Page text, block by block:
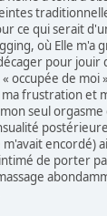
ce qui serait
où Elle m'a
pour jouir
occupée de
frustration et
seul
encordé)
de porter